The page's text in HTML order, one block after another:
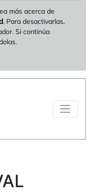
más acerca de
. Para desactivarlas,
Si continúa